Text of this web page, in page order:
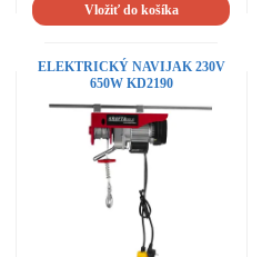
Vložiť do košíka
ELEKTRICKÝ NAVIJAK 230V
650W KD2190